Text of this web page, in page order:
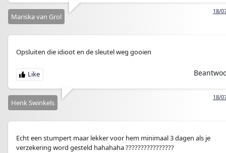
18/
Mariska van Grol
Opsluiten die idioot en de sleutel weg gooien
18/
Henk Swinkels
Echt een stumpert maar lekker voor hem minimaal 3 dagen als je
verzekering word gesteld hahahaha ????????????????